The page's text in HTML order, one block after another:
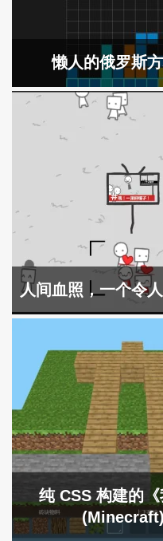
懒人的俄罗斯
人间血照，一个令
纯 CSS 构建的